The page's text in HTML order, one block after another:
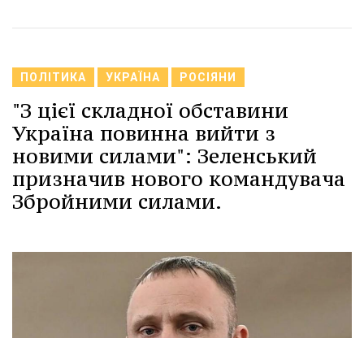
ПОЛІТИКА УКРАЇНА РОСІЯНИ
"З цієї складної обставини
Україна повинна вийти з
новими силами": Зеленський
призначив нового командувача
Збройними силами.